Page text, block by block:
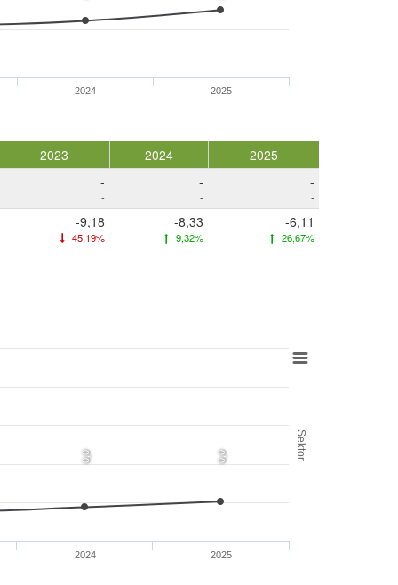
2024 2025
2023 2024
2025
-
-
-
-
-
-
-9,18
45,19%
-8,33
9,32%
-6,11
26,67%
Sektor
0,0 0,0
2024 2025